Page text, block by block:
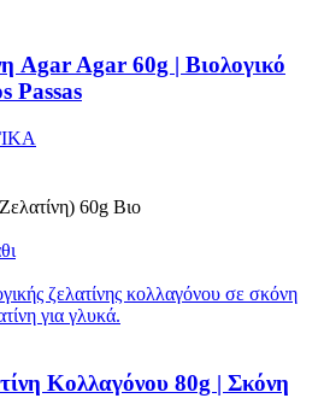
Agar Agar 60g | Βιολογικό
Passas
60g Βιο
Κολλαγόνου 80g | Σκόνη